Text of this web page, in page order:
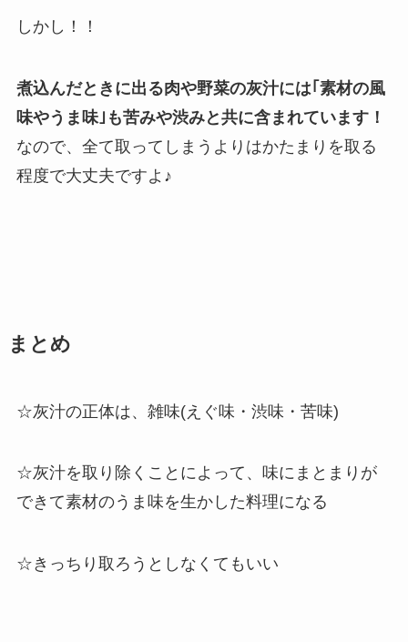
しかし！！
煮込んだときに出る肉や野菜の灰汁には｢素材の風
味やうま味｣も苦みや渋みと共に含まれています！
なので、全て取ってしまうよりはかたまりを取る
程度で大丈夫ですよ♪
まとめ
☆灰汁の正体は、雑味(えぐ味・渋味・苦味)
☆灰汁を取り除くことによって、味にまとまりが
できて素材のうま味を生かした料理になる
☆きっちり取ろうとしなくてもいい